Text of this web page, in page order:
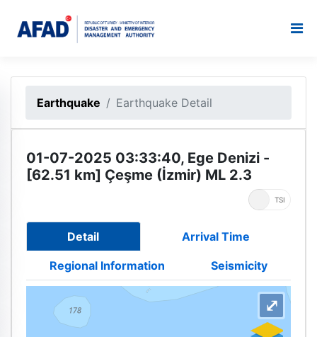
Earthquake Earthquake Detail
01-07-2025 03:33:40, Ege Denizi -
[62.51 km] Çeşme (İzmir) ML 2.3
TSI
Detail Arrival Time
Regional Information Seismicity
⤢